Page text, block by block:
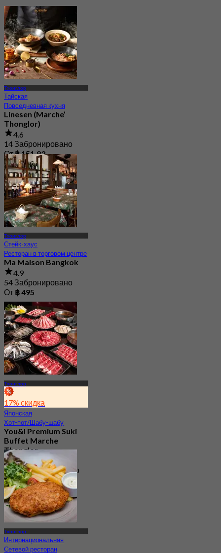
Тхонглор
Тайская
Повседневная кухня
Linesen (Marche’
Thonglor)
4.6
14 Забронировано
От฿ 151.83
Тхонглор
Стейк-хаус
Ресторан в торговом центре
Ma Maison Bangkok
4.9
54 Забронировано
От ฿ 495
Тхонглор
17% скидка
Японская
Хот-пот/Шабу-шабу
You&I Premium Suki
Buffet Marche
Thonglor
4.7
1.9K Забронировано
От฿ 498
Тхонглор
Интернациональная
Сетевой ресторан